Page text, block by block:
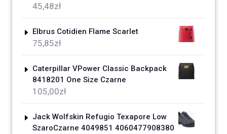
45,48zł
Elbrus Cotidien Flame Scarlet
75,85zł
Caterpillar VPower Classic Backpack
8418201 One Size Czarne
105,00zł
Jack Wolfskin Refugio Texapore Low
SzaroCzarne 4049851 4060477908380